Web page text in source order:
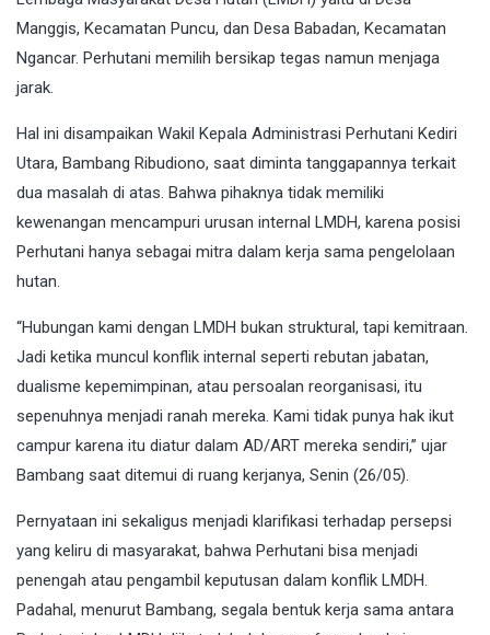
Manggis, Kecamatan Puncu, dan Desa Babadan, Kecamatan
Ngancar. Perhutani memilih bersikap tegas namun menjaga
jarak.
Hal ini disampaikan Wakil Kepala Administrasi Perhutani Kediri
Utara, Bambang Ribudiono, saat diminta tanggapannya terkait
dua masalah di atas. Bahwa pihaknya tidak memiliki
kewenangan mencampuri urusan internal LMDH, karena posisi
Perhutani hanya sebagai mitra dalam kerja sama pengelolaan
hutan.
“Hubungan kami dengan LMDH bukan struktural, tapi kemitraan.
Jadi ketika muncul konflik internal seperti rebutan jabatan,
dualisme kepemimpinan, atau persoalan reorganisasi, itu
sepenuhnya menjadi ranah mereka. Kami tidak punya hak ikut
campur karena itu diatur dalam AD/ART mereka sendiri,” ujar
Bambang saat ditemui di ruang kerjanya, Senin (26/05).
Pernyataan ini sekaligus menjadi klarifikasi terhadap persepsi
yang keliru di masyarakat, bahwa Perhutani bisa menjadi
penengah atau pengambil keputusan dalam konflik LMDH.
Padahal, menurut Bambang, segala bentuk kerja sama antara